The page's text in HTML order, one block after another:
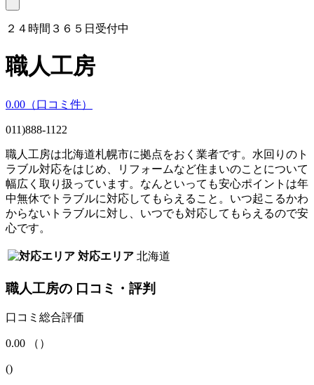
２４時間３６５日受付中
職人工房
0.00 （口コミ 件）
011)888-1122
職人工房は北海道札幌市に拠点をおく業者です。水回りのト
ラブル対応をはじめ、リフォームなど住まいのことについて
幅広く取り扱っています。なんといっても安心ポイントは年
中無休でトラブルに対応してもらえること。いつ起こるかわ
からないトラブルに対し、いつでも対応してもらえるので安
心です。
対応エリア 北海道
職人工房の 口コミ・評判
口コミ総合評価
0.00 （ ）
()